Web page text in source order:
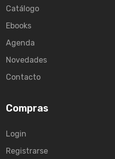
Catálogo
Ebooks
Agenda
Novedades
Contacto
Compras
Login
Registrarse